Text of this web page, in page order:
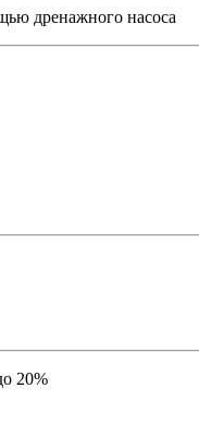
дренажного насоса
20%